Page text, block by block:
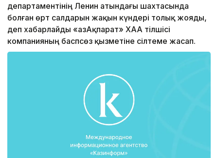
департаментінің Ленин атындағы шахтасында
болған өрт салдарын жақын күндері толық жояды,
деп хабарлайды «ҚазАқпарат» ХАА тілшісі
компанияның баспсөз қызметіне сілтеме жасап.